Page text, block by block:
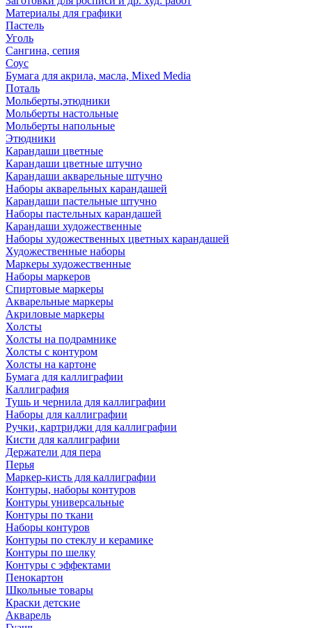
Материалы для графики
Пастель
Уголь
Сангина, сепия
Соус
Бумага для акрила, масла, Mixed Media
Поталь
Мольберты,этюдники
Мольберты настольные
Мольберты напольные
Этюдники
Карандаши цветные
Карандаши цветные штучно
Карандаши акварельные штучно
Наборы акварельных карандашей
Карандаши пастельные штучно
Наборы пастельных карандашей
Карандаши художественные
Наборы художественных цветных карандашей
Художественные наборы
Маркеры художественные
Наборы маркеров
Спиртовые маркеры
Акварельные маркеры
Акриловые маркеры
Холсты
Холсты на подрамнике
Холсты с контуром
Холсты на картоне
Бумага для каллиграфии
Каллиграфия
Тушь и чернила для каллиграфии
Наборы для каллиграфии
Ручки, картриджи для каллиграфии
Кисти для каллиграфии
Держатели для пера
Перья
Маркер-кисть для каллиграфии
Контуры, наборы контуров
Контуры универсальные
Контуры по ткани
Наборы контуров
Контуры по стеклу и керамике
Контуры по шелку
Контуры с эффектами
Пенокартон
Школьные товары
Краски детские
Акварель